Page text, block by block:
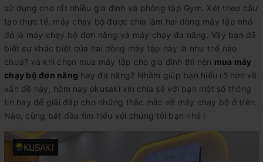
sử dụng cho rất nhiều gia đình và phòng tập Gym. Xét theo cấu
tạo thực tế, máy chạy bộ được chia làm hai dòng máy tập nhỏ
đó là máy chạy bộ đơn năng và máy chạy đa năng. Vậy bạn đã
biết sự khác biệt của hai dòng máy tập này là như thế nào
chưa? và khi chọn mua máy tập cho gia đình thì nên mua máy
chạy bộ đơn năng hay đa năng? Nhằm giúp bạn hiểu rõ hơn về
vấn đề này, hôm nay okusaki xin chia sẻ với bạn một số thông
tin hay để giải đáp cho những thắc mắc về máy chạy bộ ở trên.
Nào, cùng bắt đầu tìm hiểu với chúng tôi bạn nhé !